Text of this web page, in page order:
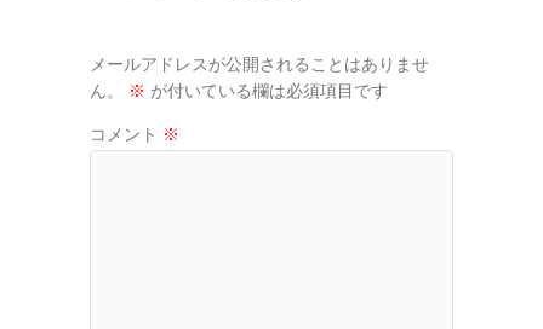
メールアドレスが公開されることはありませ
ん。
※ が付いている欄は必須項目です
コメント ※